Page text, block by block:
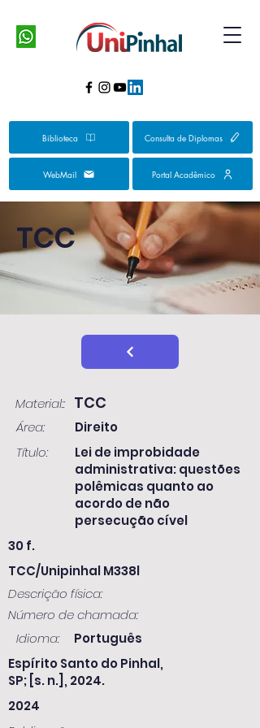
Biblioteca Consulta de Diplomas
WebMail Portal Acadêmico
TCC
Material:: TCC
Área:
Direito
Título:
Lei de improbidade
administrativa: questões
polêmicas quanto ao
acordo de não
persecução cível
30 f.
TCC/Unipinhal M338l
Descrição física:
Número de chamada:
Idioma:
Português
Espírito Santo do Pinhal,
SP; [s. n.], 2024.
2024